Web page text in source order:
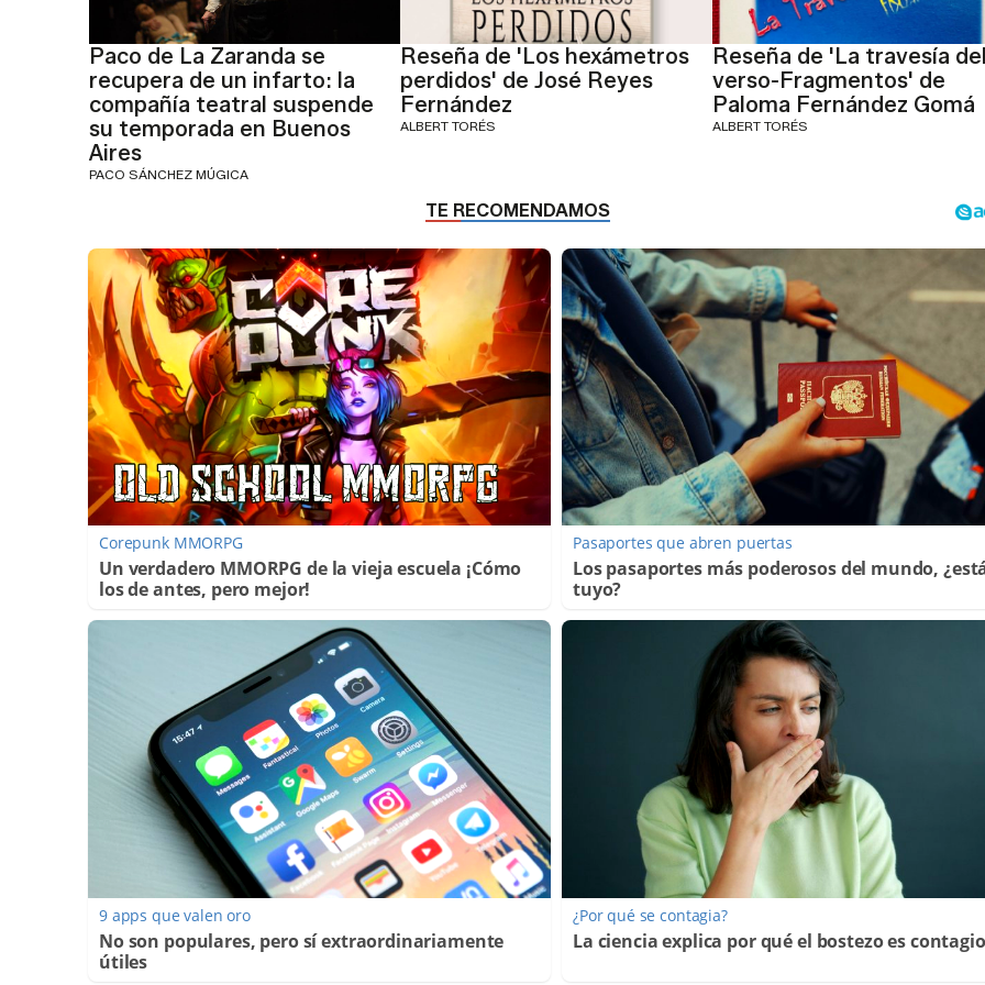
Paco de La Zaranda se
recupera de un infarto: la
compañía teatral suspende
su temporada en Buenos
Aires
PACO SÁNCHEZ MÚGICA
Reseña de 'Los hexámetros
perdidos' de José Reyes
Fernández
ALBERT TORÉS
Reseña de 'La travesía
verso-Fragmentos' de
Paloma Fernández Gomá
ALBERT TORÉS
Corepunk MMORPG
Un verdadero MMORPG de la vieja escuela ¡Cómo
los de antes, pero mejor!
Pasaportes que abren puertas
Los pasaportes más poderosos del mundo,
tuyo?
9 apps que valen oro
No son populares, pero sí extraordinariamente
útiles
¿Por qué se contagia?
La ciencia explica por qué el bostezo es